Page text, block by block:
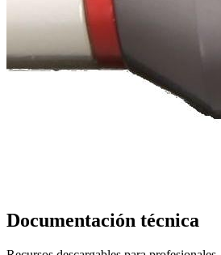
Documentación técnica